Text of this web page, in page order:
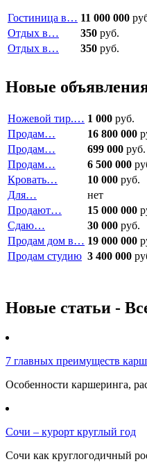
Гостиница в… 11 000 000
Отдых в…
350 руб.
Отдых в…
350 руб.
Новые
Ножевой тир.… 1 000 руб.
Продам…
16 800 000
Продам…
699 000 руб.
Продам…
6 500 000
Кровать…
10 000 руб.
Для…
нет
Продают…
15 000 000
Сдаю…
30 000 руб.
Продам дом в… 19 000 000
Продам студию 3 400 000
Новые статьи -
7 главных преимуществ
Особенности каршеринга,
Сочи – курорт круглый год
Сочи как круглогодичный